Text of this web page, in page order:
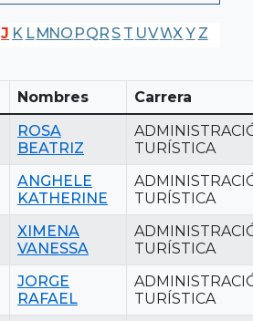
J K LMNO PQR S T UVWX Y Z
Nombres
Carrera
ROSA
BEATRIZ
TURÍSTICA
ANGHELE
KATHERINE
TURÍSTICA
XIMENA
VANESSA
TURÍSTICA
JORGE
RAFAEL
TURÍSTICA